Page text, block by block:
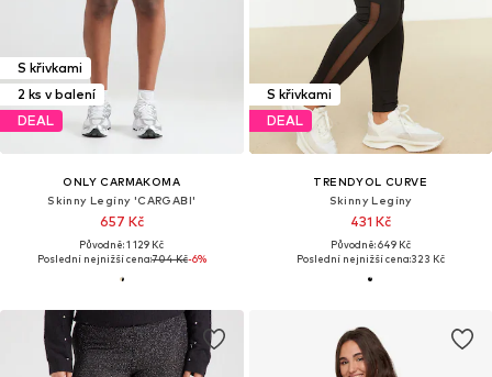
S křivkami
2 ks v balení
DEAL
ONLY CARMAKOMA
Skinny Legíny 'CARGABI'
657 Kč
Původně: 1 129 Kč
Poslední nejnižší cena:704 Kč-6%
S křivkami
DEAL
TRENDYOL CURVE
Skinny Legíny
431 Kč
Původně: 649 Kč
Poslední nejnižší cena:323 Kč